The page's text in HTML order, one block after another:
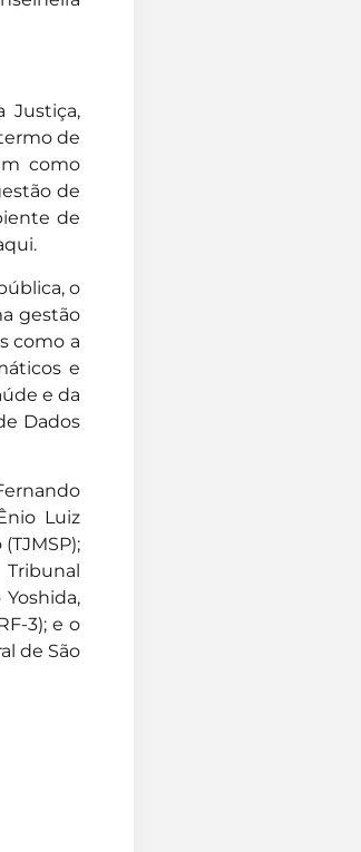
Justiça,
de
como
de
de
o
gestão
como a
e
e da
Dados
Luiz
Yoshida,
3); e o
de São